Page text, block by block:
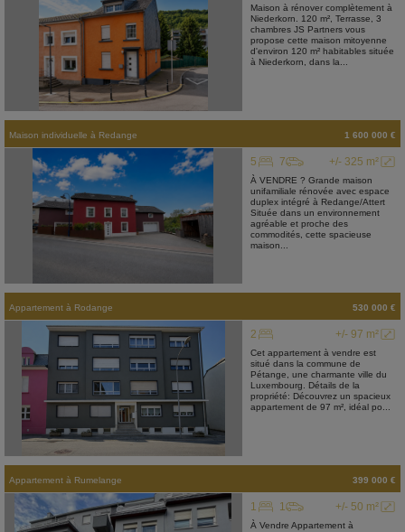
Maison à rénover complètement à
Niederkorn. 120 m², Terrasse, 3
chambres JS Partners vous
propose cette maison mitoyenne
d'environ 120 m² habitables située
à Niederkorn, dans la...
Maison individuelle à Redange 1 600 000 €
+/- 325 m²
5 7
À VENDRE ? Grande maison
unifamiliale rénovée avec espace
duplex intégré à Redange/Attert
Située dans un environnement
agréable et proche des
commodités, cette spacieuse
maison...
Appartement à Rodange 530 000 €
+/- 97 m²
2
Cet appartement à vendre est
situé dans la commune de
Pétange, une charmante ville du
Luxembourg. Détails de la
propriété: Découvrez un spacieux
appartement de 97 m², idéal po...
Appartement à Rumelange 399 000 €
+/- 50 m²
1 1
À Vendre Appartement à